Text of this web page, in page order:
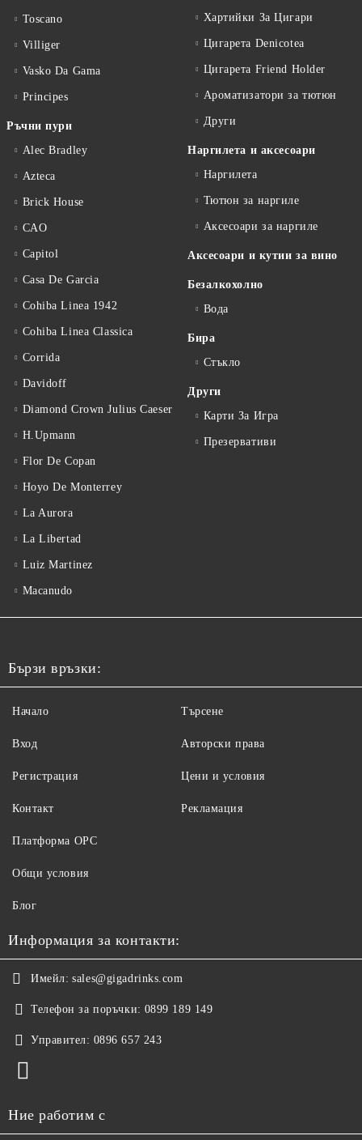
Toscano
Villiger
Vasko Da Gama
Principes
Ръчни пури
Alec Bradley
Azteca
Brick House
CAO
Capitol
Casa De Garcia
Cohiba Linea 1942
Cohiba Linea Classica
Corrida
Davidoff
Diamond Crown Julius Caeser
H.Upmann
Flor De Copan
Hoyo De Monterrey
La Aurora
La Libertad
Luiz Martinez
Macanudo
Хартийки За Цигари
Цигарета Denicotea
Цигарета Friend Holder
Ароматизатори за тютюн
Други
Наргилета и аксесоари
Наргилета
Тютюн за наргиле
Аксесоари за наргиле
Аксесоари и кутии за вино
Безалкохолно
Вода
Бира
Стъкло
Други
Карти За Игра
Презервативи
Бързи връзки:
Начало
Вход
Регистрация
Контакт
Търсене
Авторски права
Цени и условия
Рекламация
Платформа ОРС
Общи условия
Блог
Информация за контакти:
Имейл: sales@gigadrinks.com
Телефон за поръчки: 0899 189 149
Управител: 0896 657 243
Ние работим с